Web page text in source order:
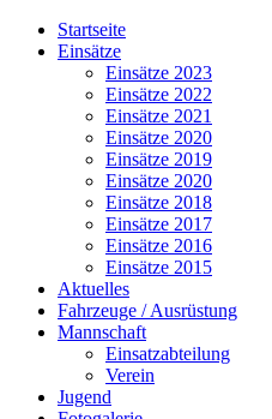
Startseite
Einsätze
Einsätze 2023
Einsätze 2022
Einsätze 2021
Einsätze 2020
Einsätze 2019
Einsätze 2020
Einsätze 2018
Einsätze 2017
Einsätze 2016
Einsätze 2015
Aktuelles
Fahrzeuge / Ausrüstung
Mannschaft
Einsatzabteilung
Verein
Jugend